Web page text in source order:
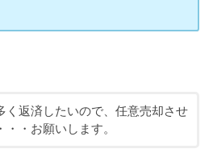
く返済したいので、任意売却させ
・・お願いします。